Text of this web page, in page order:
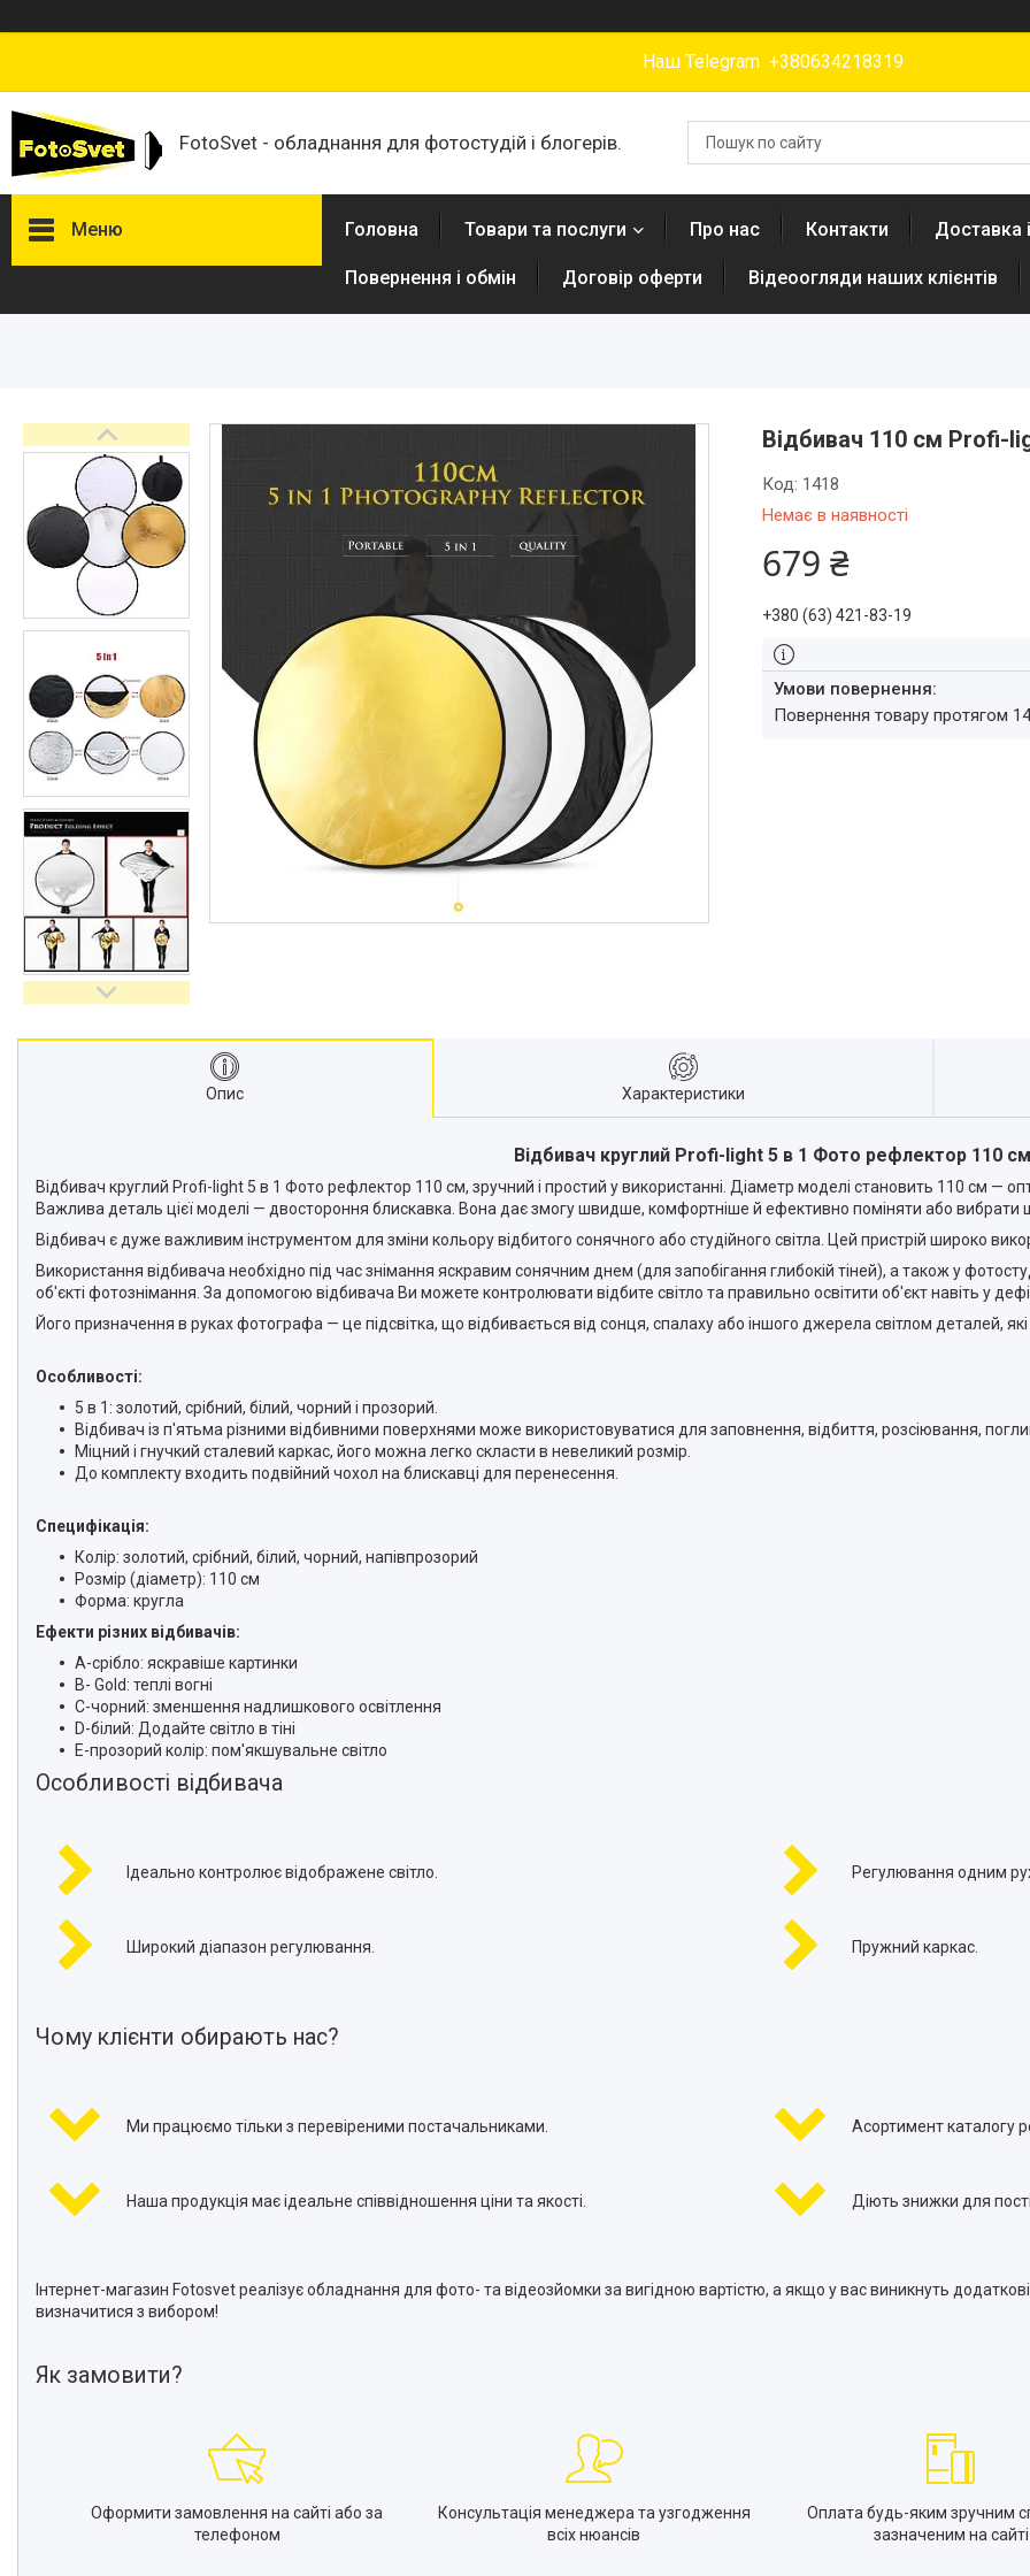
Наш Telegram +380634218319
FotoSvet - обладнання для фотостудій і блогерів.
Меню
Студійні парасольки
Студійне світло
Лампи для постійного та
імпульсного світла
Набори постійного світла для
фото і відео
Набори імпульсного світла
Фото відбивачі, тримачі для
відбивачів
Поворотні столики
Все для предметної зйомки
Лайтбокси, фотобокси
Кільцеві лампи, товари для
блогерів
Світлодіодні LED-панель,
відеосвітло
Підсвічування, накамерне
світло
Штативи для фотоапаратів і
відеокамер
Стедіками, стабілізатори
Моноподи
Лінзи-об'єктиви для
Сумки для студійного
обладнання
Перехідники для фототехніки і
Мікрофони, стійки, пантографи
Міні вітрові машини
Аксесуари для фото-
відеозйомки
Кріплення
Аксесуари для мобільних
телефонів і смартфонів
Товари для дому
Відеоогляди наших клієнтів
Знижки
Сертифікати
Головна Товари та послуги Про нас Контакти Доставка
Повернення і обмін Договір оферти Відеоогляди наших клієнтів
Відбивач 110 см Profi-
Немає в наявності
Код: 1418
679 ₴
+380 (63) 421-83-19
повернення товару протягом
Опис Характеристики
Відбивач круглий Profi-light 5 в 1 Фото рефлектор 110 см
Відбивач круглий Profi-light 5 в 1 Фото рефлектор 110 см, зручний і простий у використанні. Діаметр моделі становить 110 см —
Важлива деталь цієї моделі — двостороння блискавка. Вона дає змогу швидше, комфортніше й ефективно поміняти або вибрати
Відбивач є дуже важливим інструментом для зміни кольору відбитого сонячного або студійного світла. Цей пристрій широко
Використання відбивача необхідно під час знімання яскравим сонячним днем (для запобігання глибокій тіней), а також у
об'єкті фотознімання. За допомогою відбивача Ви можете контролювати відбите світло та правильно освітити об'єкт навіть у
Його призначення в руках фотографа — це підсвітка, що відбивається від сонця, спалаху або іншого джерела світлом деталей, які
Особливості:
5 в 1: золотий, срібний, білий, чорний і прозорий.
Відбивач із п'ятьма різними відбивними поверхнями може використовуватися для заповнення, відбиття, розсіювання,
Міцний і гнучкий сталевий каркас, його можна легко скласти в невеликий розмір.
До комплекту входить подвійний чохол на блискавці для перенесення.
Специфікація:
Колір: золотий, срібний, білий, чорний, напівпрозорий
Розмір (діаметр): 110 см
Форма: кругла
Ефекти різних відбивачів:
А-срібло: яскравіше картинки
B- Gold: теплі вогні
C-чорний: зменшення надлишкового освітлення
D-білий: Додайте світло в тіні
E-прозорий колір: пом'якшувальне світло
Особливості відбивача
Ідеально контролює відображене світло.
Широкий діапазон регулювання.
Регулювання одним
Пружний каркас.
Чому клієнти обирають нас?
Ми працюємо тільки з перевіреними постачальниками.
Наша продукція має ідеальне співвідношення ціни та якості.
Асортимент каталогу
Діють знижки для
Інтернет-магазин Fotosvet реалізує обладнання для фото- та відеозйомки за вигідною вартістю, а якщо у вас виникнуть
визначитися з вибором!
Як замовити?
Оформити замовлення на сайті або за
телефоном
Консультація менеджера та узгодження
всіх нюансів
Оплата будь-яким зручним
зазначеним на сайті